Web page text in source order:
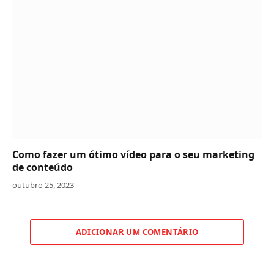
Como fazer um ótimo vídeo para o seu marketing
de conteúdo
outubro 25, 2023
ADICIONAR UM COMENTÁRIO